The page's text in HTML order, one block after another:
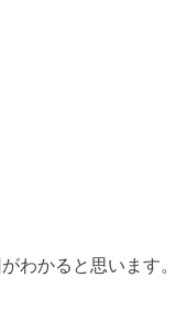
わかると思います。